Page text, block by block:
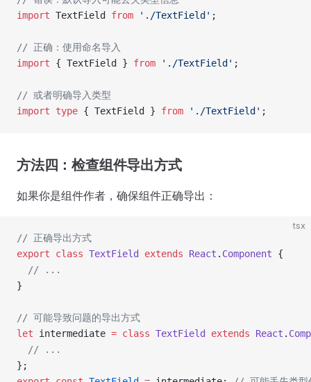
import TextField from './TextField' ;
// 正确：使用命名导入
import { TextField } from './TextField' ;
// 或者明确导入类型
import type { TextField } from './TextField' ;
方法四：检查组件导出方式
如果你是组件作者，确保组件正确导出：
tsx
// 正确导出方式
export class TextField extends React . Component {
  // ...
}
// 可能导致问题的导出方式
let intermediate = class TextField extends React .
  // ...
};